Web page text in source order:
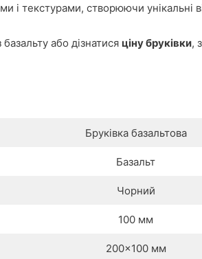
і текстурами, створюючи унікальні
базальту або дізнатися ціну бруківки,
Бруківка базальтова
Базальт
Чорний
100 мм
200×100 мм